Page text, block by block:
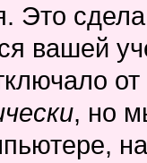
Это
вашей
, но